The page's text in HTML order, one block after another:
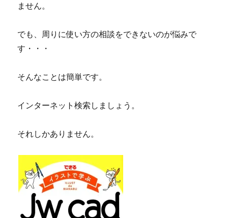
ません。
でも、周りに使い方の相談をできないのが悩みで
す・・・
そんなことは簡単です。
インターネット検索しましょう。
それしかありません。